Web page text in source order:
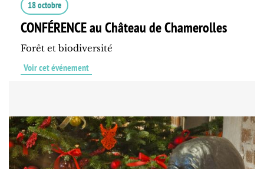
18 octobre
CONFÉRENCE au Château de Chamerolles
Forêt et biodiversité
Voir cet événement